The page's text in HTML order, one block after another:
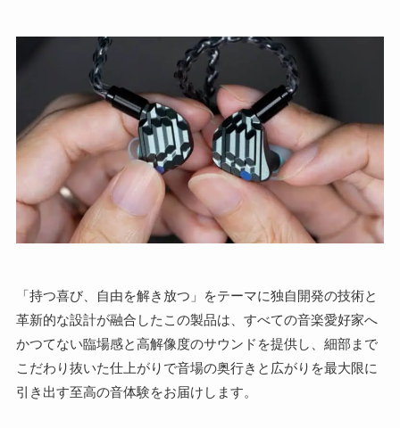
「持つ喜び、自由を解き放つ」をテーマに独自開発の技術と
革新的な設計が融合したこの製品は、すべての音楽愛好家へ
かつてない臨場感と高解像度のサウンドを提供し、細部まで
こだわり抜いた仕上がりで音場の奥行きと広がりを最大限に
引き出す至高の音体験をお届けします。